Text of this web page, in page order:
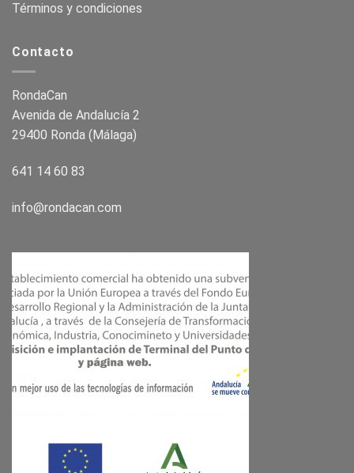
Términos y condiciones
Contacto
RondaCan
Avenida de Andalucía 2
29400 Ronda (Málaga)
641 14 60 83
info@rondacan.com